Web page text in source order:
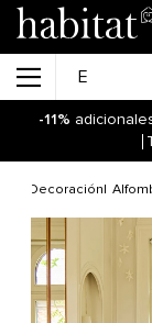
-11%
Decoración